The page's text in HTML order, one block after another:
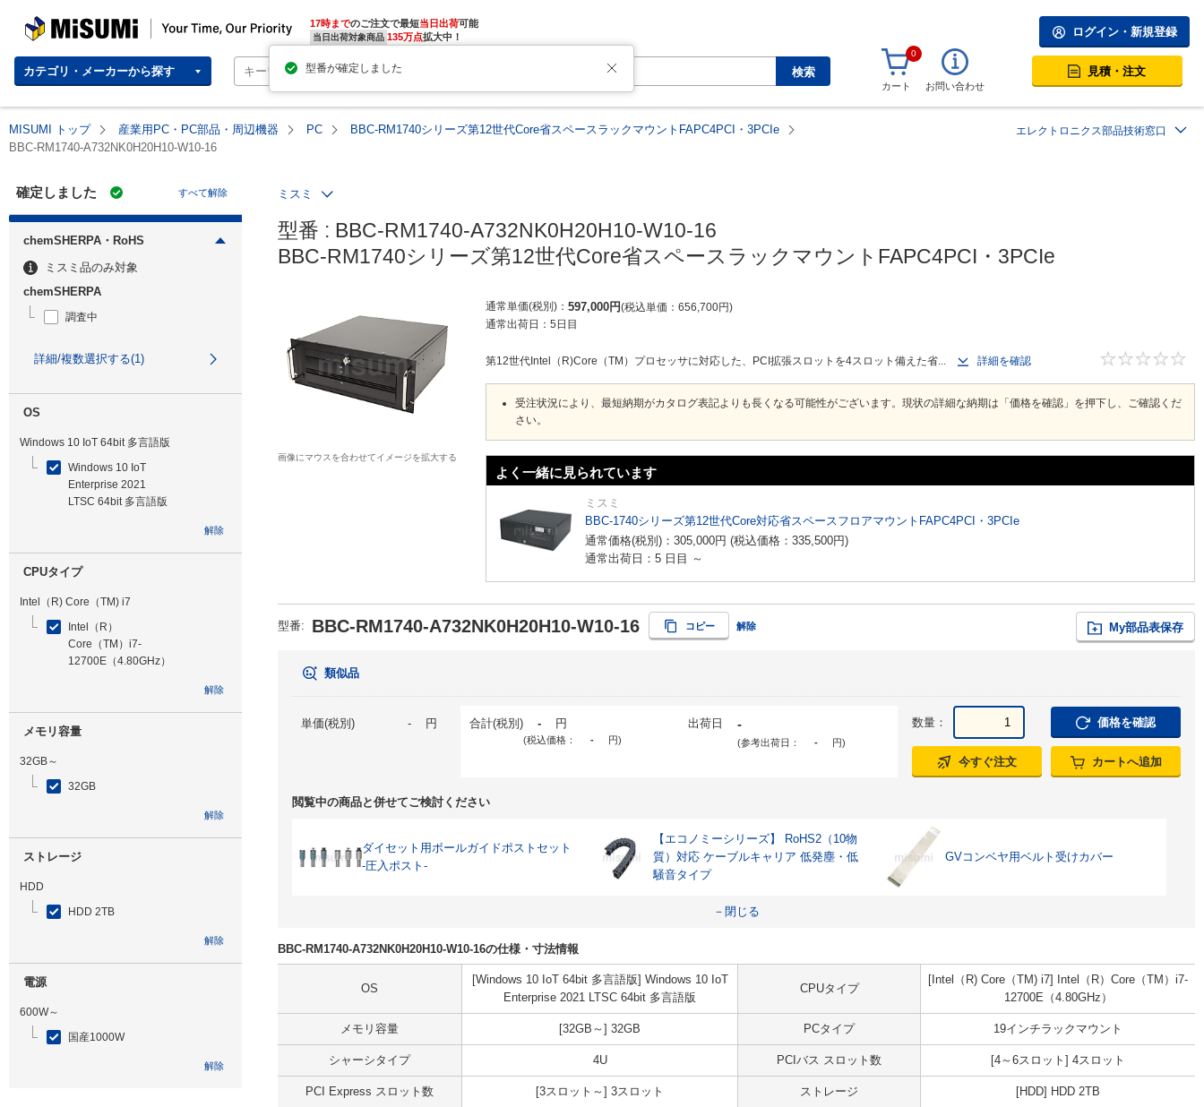
MISUMI | Your Time, Our Priority 17時までのご注文で最短当日出荷
当日出荷対象商品 135万点拡大中！
カテゴリ・メーカーから探す 検索
ログイン・新規登録
0
カート お問い合わせ
見積・注文
MISUMI トップ 産業用PC・PC部品・周辺機器 PC
BBC-RM1740シリーズ第12世代Core省スペースラックマウントFAPC4PCI・3PCIe
BBC-RM1740-A732NK0H20H10-W10-16
エレクトロニクス部品技術窓口
確定しました すべて解除
chemSHERPA・RoHS
ミスミ品のみ対象
chemSHERPA
調査中
詳細/複数選択する(1)
OS
Windows 10 IoT 64bit 多言語版
Windows 10 IoT
Enterprise 2021
LTSC 64bit 多言語版
解除
CPUタイプ
Intel（R) Core（TM) i7
Intel（R）
Core（TM）i7-
12700E（4.80GHz）
解除
メモリ容量
32GB～
32GB
解除
ストレージ
HDD
HDD 2TB
解除
電源
600W～
国産1000W
解除
ミスミ
型番 : BBC-RM1740-A732NK0H20H10-W10-16
BBC-RM1740シリーズ第12世代Core省スペースラックマウントFAPC4PCI・3PCIe
画像にマウスを合わせてイメージを拡大する
通常単価(税別) 597,000円 税込単価 656,700円
通常出荷日： 5日目
第12世代Intel（R)Core（TM）プロセッサに対応した、PCI拡張スロットを4スロット備えた省... 詳細を確認
受注状況により、最短納期がカタログ表記よりも長くなる可能性がございます。現状の詳細な納期は「価格を確認」を押下し、ご確認くだ
さい。
よく一緒に見られています
ミスミ
BBC-1740シリーズ第12世代Core対応省スペースフロアマウントFAPC4PCI・3PCIe
通常価格(税別)： 305,000円 (税込価格： 335,500円)
通常出荷日：5 日目 ～
型番: BBC-RM1740-A732NK0H20H10-W10-16 コピー 解除 My部品表保存
類似品
単価(税別) - 円 合計(税別) - 円
(税込価格： - 円)
出荷日 -
(参考出荷日： - 円)
数量： 価格を確認
今すぐ注文 カートへ追加
閲覧中の商品と併せてご検討ください
ダイセット用ボールガイドポストセット
-圧入ポスト-
【エコノミーシリーズ】 RoHS2（10物
質）対応 ケーブルキャリア 低発塵・低
騒音タイプ
GVコンベヤ用ベルト受けカバー
－閉じる
BBC-RM1740-A732NK0H20H10-W10-16の仕様・寸法情報
OS
[Windows 10 IoT 64bit 多言語版] Windows 10 IoT
Enterprise 2021 LTSC 64bit 多言語版
CPUタイプ
[Intel（R) Core（TM) i7] Intel（R）Core（TM）i7-
12700E（4.80GHz）
メモリ容量 [32GB～] 32GB PCタイプ 19インチラックマウント
シャーシタイプ 4U PCIバス スロット数 [4～6スロット] 4スロット
PCI Express スロット数 [3スロット～] 3スロット ストレージ [HDD] HDD 2TB